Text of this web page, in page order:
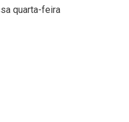
quarta-feira